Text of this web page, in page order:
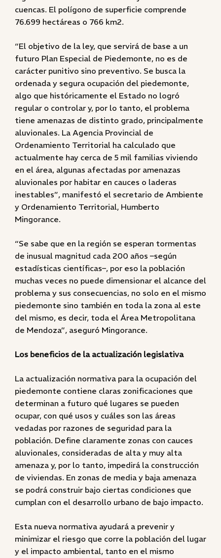
cuencas. El polígono de superficie comprende
76.699 hectáreas o 766 km2.
“El objetivo de la ley, que servirá de base a un
futuro Plan Especial de Piedemonte, no es de
carácter punitivo sino preventivo. Se busca la
ordenada y segura ocupación del piedemonte,
algo que históricamente el Estado no logró
regular o controlar y, por lo tanto, el problema
tiene amenazas de distinto grado, principalmente
aluvionales. La Agencia Provincial de
Ordenamiento Territorial ha calculado que
actualmente hay cerca de 5 mil familias viviendo
en el área, algunas afectadas por amenazas
aluvionales por habitar en cauces o laderas
inestables”, manifestó el secretario de Ambiente
y Ordenamiento Territorial, Humberto
Mingorance.
“Se sabe que en la región se esperan tormentas
de inusual magnitud cada 200 años –según
estadísticas científicas–, por eso la población
muchas veces no puede dimensionar el alcance del
problema y sus consecuencias, no solo en el mismo
piedemonte sino también en toda la zona al este
del mismo, es decir, toda el Área Metropolitana
de Mendoza”, aseguró Mingorance.
Los beneficios de la actualización legislativa
La actualización normativa para la ocupación del
piedemonte contiene claras zonificaciones que
determinan a futuro qué lugares se pueden
ocupar, con qué usos y cuáles son las áreas
vedadas por razones de seguridad para la
población. Define claramente zonas con cauces
aluvionales, consideradas de alta y muy alta
amenaza y, por lo tanto, impedirá la construcción
de viviendas. En zonas de media y baja amenaza
se podrá construir bajo ciertas condiciones que
cumplan con el desarrollo urbano de bajo impacto.
Esta nueva normativa ayudará a prevenir y
minimizar el riesgo que corre la población del lugar
y el impacto ambiental, tanto en el mismo